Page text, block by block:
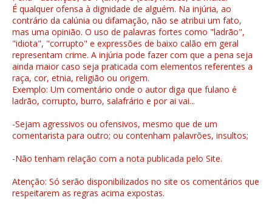
É qualquer ofensa à dignidade de alguém. Na injúria, ao
contrário da calúnia ou difamação, não se atribui um fato,
mas uma opinião. O uso de palavras fortes como "ladrão",
"idiota", "corrupto" e expressões de baixo calão em geral
representam crime. A injúria pode fazer com que a pena seja
ainda maior caso seja praticada com elementos referentes a
raça, cor, etnia, religião ou origem.
Exemplo: Um comentário onde o autor diga que fulano é
ladrão, corrupto, burro, salafrário e por ai vai...
-Sejam agressivos ou ofensivos, mesmo que de um
comentarista para outro; ou contenham palavrões, insultos;
-Não tenham relação com a nota publicada pelo Site.
Atenção: Só serão disponibilizados no site os comentários que
respeitarem as regras acima expostas.